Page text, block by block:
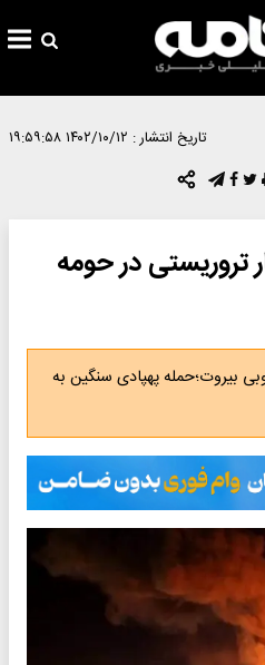
تاریخ انتشار : ۱۴۰۲/۱۰/۱۲ ۱۹:۵۹:۵۸
تروریستی در حومه
بیروت؛حمله پهپادی سنگین به